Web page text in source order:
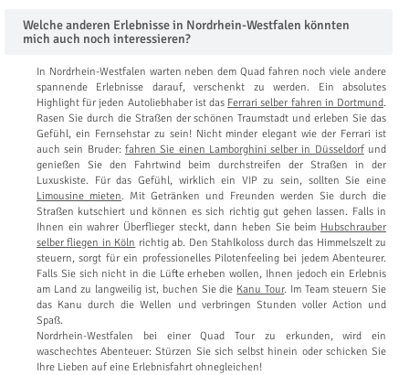
Welche anderen Erlebnisse in Nordrhein-Westfalen könnten
mich auch noch interessieren?
In Nordrhein-Westfalen warten neben dem Quad fahren noch viele andere
spannende Erlebnisse darauf, verschenkt zu werden. Ein absolutes
Highlight für jeden Autoliebhaber ist das Ferrari selber fahren in Dortmund.
Rasen Sie durch die Straßen der schönen Traumstadt und erleben Sie das
Gefühl, ein Fernsehstar zu sein! Nicht minder elegant wie der Ferrari ist
auch sein Bruder: fahren Sie einen Lamborghini selber in Düsseldorfund
genießen Sie den Fahrtwind beim durchstreifen der Straßen in der
Luxuskiste. Für das Gefühl, wirklich ein VIP zu sein, sollten Sie eine
Limousine mieten. Mit Getränken und Freunden werden Sie durch die
Straßen kutschiert und können es sich richtig gut gehen lassen. Falls in
Ihnen ein wahrer Überflieger steckt, dann heben Sie beim Hubschrauber
selber fliegen in Köln richtig ab. Den Stahlkoloss durch das Himmelszelt zu
steuern, sorgt für ein professionelles Pilotenfeeling bei jedem Abenteurer.
Falls Sie sich nicht in die Lüfte erheben wollen, Ihnen jedoch ein Erlebnis
am Land zu langweilig ist, buchen Sie die Kanu Tour. Im Team steuern Sie
das Kanu durch die Wellen und verbringen Stunden voller Action und
Spaß.
Nordrhein-Westfalen bei einer Quad Tour zu erkunden, wird ein
waschechtes Abenteuer: Stürzen Sie sich selbst hinein oder schicken Sie
Ihre Lieben auf eine Erlebnisfahrt ohnegleichen!